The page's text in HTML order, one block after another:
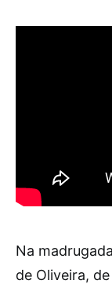
Na
de Oliveira,